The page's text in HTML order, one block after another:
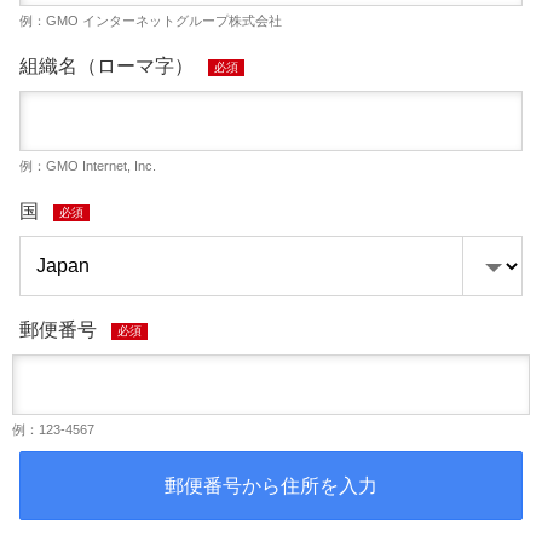
例：GMO インターネットグループ株式会社
組織名（ローマ字） 必須
例：GMO Internet, Inc.
国 必須
郵便番号 必須
例：123-4567
郵便番号から住所を入力